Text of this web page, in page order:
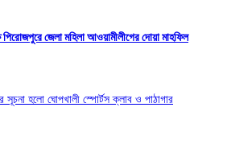
পিরোজপুরে জেলা মহিলা আওয়ামীলীগের দোয়া মাহফিল